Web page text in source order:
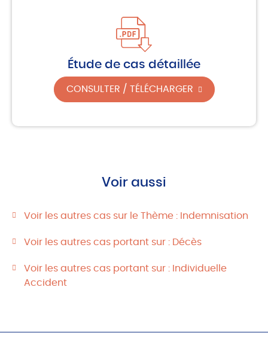
Étude de cas détaillée
CONSULTER / TÉLÉCHARGER
Voir aussi
Voir les autres cas sur le Thème : Indemnisation
Voir les autres cas portant sur : Décès
Voir les autres cas portant sur : Individuelle
Accident